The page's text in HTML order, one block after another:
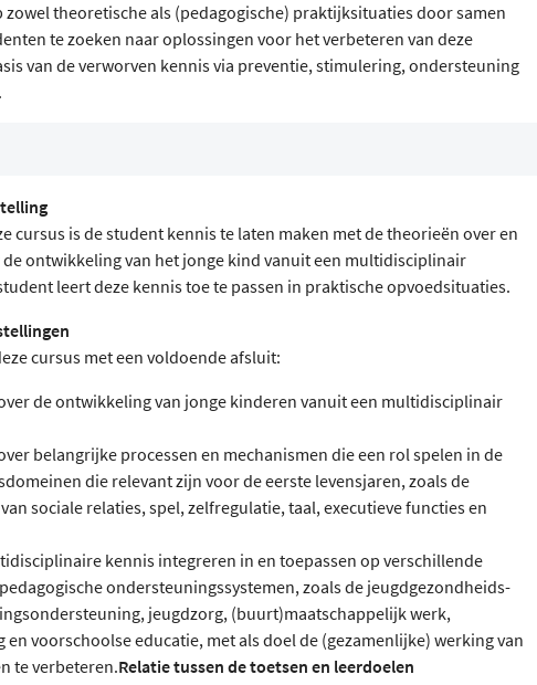
zowel theoretische als (pedagogische) praktijksituaties door samen
te zoeken naar oplossingen voor het verbeteren van deze
van de verworven kennis via preventie, stimulering, ondersteuning
cursus is de student kennis te laten maken met de theorieën over en
ontwikkeling van het jonge kind vanuit een multidisciplinair
leert deze kennis toe te passen in praktische opvoedsituaties.
cursus met een voldoende afsluit:
de ontwikkeling van jonge kinderen vanuit een multidisciplinair
belangrijke processen en mechanismen die een rol spelen in de
die relevant zijn voor de eerste levensjaren, zoals de
sociale relaties, spel, zelfregulatie, taal, executieve functies en
kennis integreren in en toepassen op verschillende
ondersteuningssystemen, zoals de jeugdgezondheids-
jeugdzorg, (buurt)maatschappelijk werk,
en voorschoolse educatie, met als doel de (gezamenlijke) werking van
te verbeteren.Relatie tussen de toetsen en leerdoelen